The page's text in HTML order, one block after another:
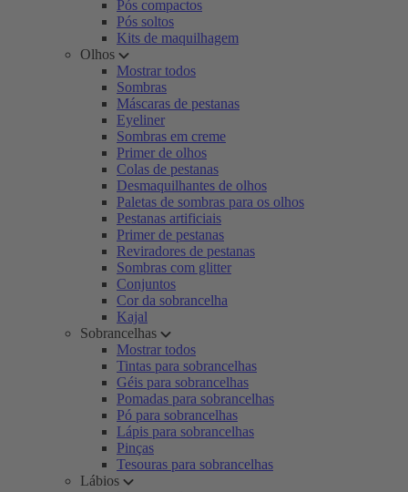
Pós compactos
Pós soltos
Kits de maquilhagem
Olhos
Mostrar todos
Sombras
Máscaras de pestanas
Eyeliner
Sombras em creme
Primer de olhos
Colas de pestanas
Desmaquilhantes de olhos
Paletas de sombras para os olhos
Pestanas artificiais
Primer de pestanas
Reviradores de pestanas
Sombras com glitter
Conjuntos
Cor da sobrancelha
Kajal
Sobrancelhas
Mostrar todos
Tintas para sobrancelhas
Géis para sobrancelhas
Pomadas para sobrancelhas
Pó para sobrancelhas
Lápis para sobrancelhas
Pinças
Tesouras para sobrancelhas
Lábios